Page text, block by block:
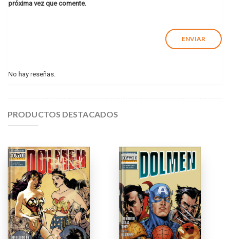
próxima vez que comente.
No hay reseñas.
PRODUCTOS DESTACADOS